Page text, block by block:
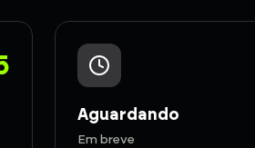
Aguardando
Em breve